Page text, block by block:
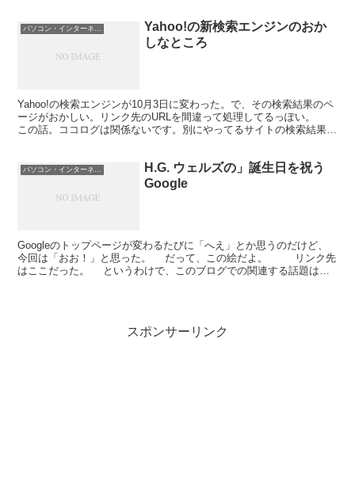
パソコン・インターネット
Yahoo!の新検索エンジンのおか
しなところ
Yahoo!の検索エンジンが10月3日に変わった。で、その検索結果のペ
ージがおかしい。リンク先のURLを間違って処理してるっぽい。
この話。ココログは関係ないです。別にやってるサイトの検索結果で
パソコン・インターネット
H.G. ウェルズの」誕生日を祝う
Google
Googleのトップページが変わるたびに「へえ」とか思うのだけど、
今回は「おお！」と思った。 だって、この絵だよ。 リンク先
はここだった。 というわけで、このブログでの関連する話題はこ
スポンサーリンク